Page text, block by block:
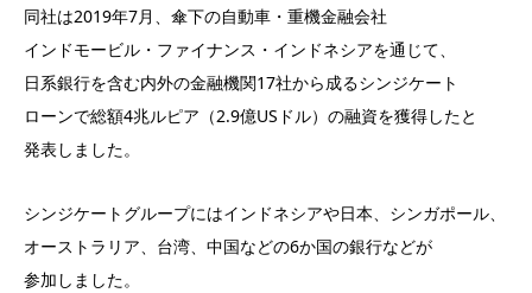
同社は2019年7月、傘下の自動車・重機金融会社
インドモービル・ファイナンス・インドネシアを通じて、
日系銀行を含む内外の金融機関17社から成るシンジケート
ローンで総額4兆ルピア（2.9億USドル）の融資を獲得したと
発表しました。
シンジケートグループにはインドネシアや日本、シンガポール、
オーストラリア、台湾、中国などの6か国の銀行などが
参加しました。